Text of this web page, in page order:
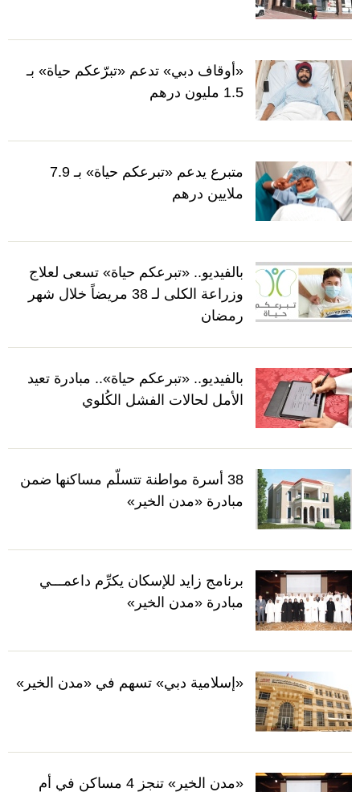
«أوقاف دبي» تدعم «تبرّعكم حياة» بـ
1.5 مليون درهم
متبرع يدعم «تبرعكم حياة» بـ 7.9
ملايين درهم
بالفيديو.. «تبرعكم حياة» تسعى لعلاج
وزراعة الكلى لـ 38 مريضاً خلال شهر
رمضان
بالفيديو.. «تبرعكم حياة».. مبادرة تعيد
الأمل لحالات الفشل الكُلوي
38 أسرة مواطنة تتسلّم مساكنها ضمن
مبادرة «مدن الخير»
برنامج زايد للإسكان يكرِّم داعمـــي
مبادرة «مدن الخير»
«إسلامية دبي» تسهم في «مدن الخير»
«مدن الخير» تنجز 4 مساكن في أم